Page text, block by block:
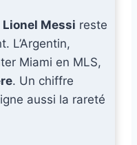
Lionel Messi reste
L’Argentin,
Miami en MLS,
. Un chiffre
aussi la rareté